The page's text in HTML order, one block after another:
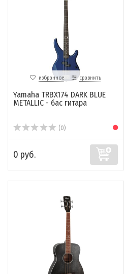
избранное сравнить
Yamaha TRBX174 DARK BLUE
METALLIC - бас гитара
(0)
0 руб.